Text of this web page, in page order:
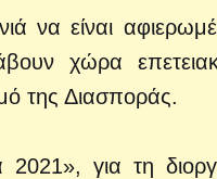
να είναι
χώρα
της Διασποράς.
2021», για τη